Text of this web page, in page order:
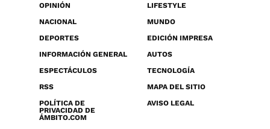
OPINIÓN
LIFESTYLE
NACIONAL
MUNDO
DEPORTES
EDICIÓN IMPRESA
INFORMACIÓN GENERAL
AUTOS
ESPECTÁCULOS
TECNOLOGÍA
RSS
MAPA DEL SITIO
POLÍTICA DE
PRIVACIDAD DE
ÁMBITO.COM
AVISO LEGAL